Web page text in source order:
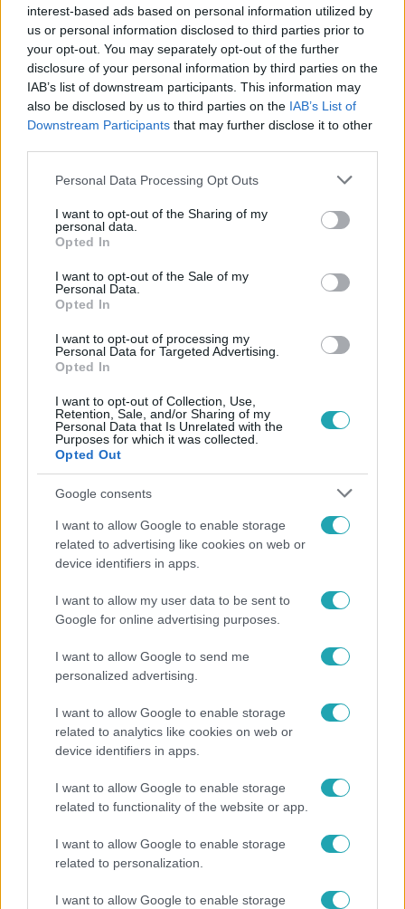
interest-based ads based on personal information utilized by
us or personal information disclosed to third parties prior to
your opt-out. You may separately opt-out of the further
disclosure of your personal information by third parties on the
IAB’s list of downstream participants. This information may
also be disclosed by us to third parties on the IAB’s List of
Downstream Participants that may further disclose it to other
Please note that this website/app uses one or more Google
not limited to your visit or usage behaviour. You may click to
grant or deny consent to Google and its third-party tags to
use your data for below specified purposes in below Google
consent section.
Personal Data Processing Opt Outs
I want to opt-out of the Sharing of my
personal data.
Opted In
I want to opt-out of the Sale of my
Personal Data.
Opted In
I want to opt-out of processing my
Personal Data for Targeted Advertising.
Opted In
I want to opt-out of Collection, Use,
Retention, Sale, and/or Sharing of my
Personal Data that Is Unrelated with the
Purposes for which it was collected.
Opted Out
Google consents
I want to allow Google to enable storage
related to advertising like cookies on web or
device identifiers in apps.
I want to allow my user data to be sent to
Google for online advertising purposes.
I want to allow Google to send me
personalized advertising.
I want to allow Google to enable storage
related to analytics like cookies on web or
device identifiers in apps.
I want to allow Google to enable storage
related to functionality of the website or app.
I want to allow Google to enable storage
related to personalization.
I want to allow Google to enable storage
BELFÖLD ELLENZÉK PARLAMENT
#ALAKULÓ ÜLÉS #EGYEZTETÉS #MI HAZÁNK
Pluszpénzes légkondi, elfogyott jég, zöld rántotta:
Életmód